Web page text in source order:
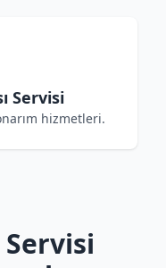
Servisi
hizmetleri.